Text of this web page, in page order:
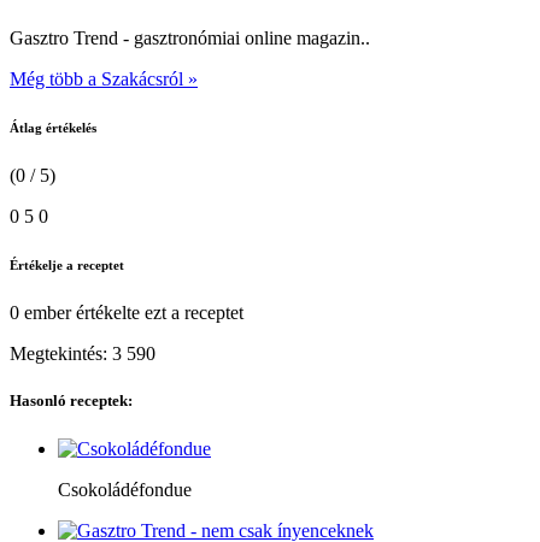
Gasztro Trend - gasztronómiai online magazin..
Még több a Szakácsról »
Átlag értékelés
(0 / 5)
0 5 0
Értékelje a receptet
0 emberértékelte ezt a receptet
Megtekintés: 3 590
Hasonló receptek:
Csokoládéfondue